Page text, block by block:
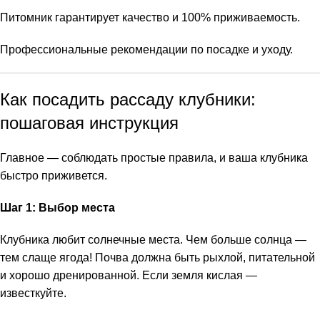
Питомник гарантирует качество и 100% приживаемость.
Профессиональные рекомендации по посадке и уходу.
Как посадить рассаду клубники:
пошаговая инструкция
Главное — соблюдать простые правила, и ваша клубника
быстро приживется.
Шаг 1: Выбор места
Клубника любит солнечные места. Чем больше солнца —
тем слаще ягода! Почва должна быть рыхлой, питательной
и хорошо дренированной. Если земля кислая —
известкуйте.